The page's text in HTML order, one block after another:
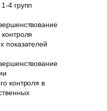
4 групп
показателей
контроля в